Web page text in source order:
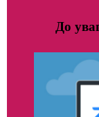
До